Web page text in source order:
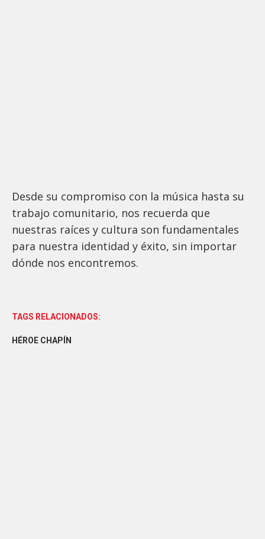
Desde su compromiso con la música hasta su
trabajo comunitario, nos recuerda que
nuestras raíces y cultura son fundamentales
para nuestra identidad y éxito, sin importar
dónde nos encontremos.
TAGS RELACIONADOS:
HÉROE CHAPÍN